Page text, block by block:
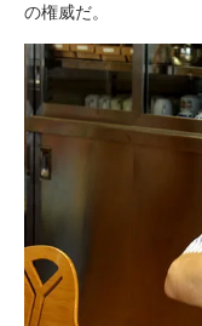
の権威だ。